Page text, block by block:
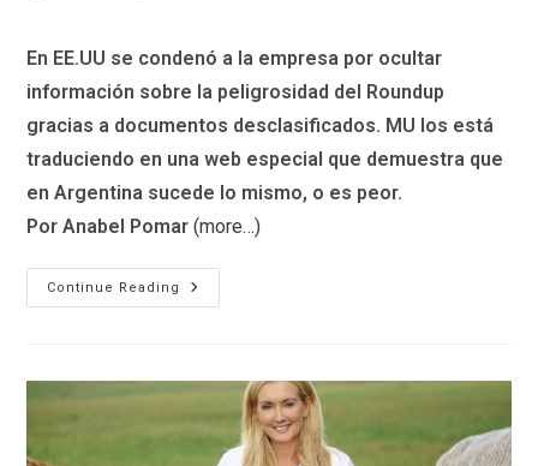
En EE.UU se condenó a la empresa por ocultar
información sobre la peligrosidad del Roundup
gracias a documentos desclasificados. MU los está
traduciendo en una web especial que demuestra que
en Argentina sucede lo mismo, o es peor.
Por Anabel Pomar (more…)
Continue Reading
Monsanto
Papers:
Mira